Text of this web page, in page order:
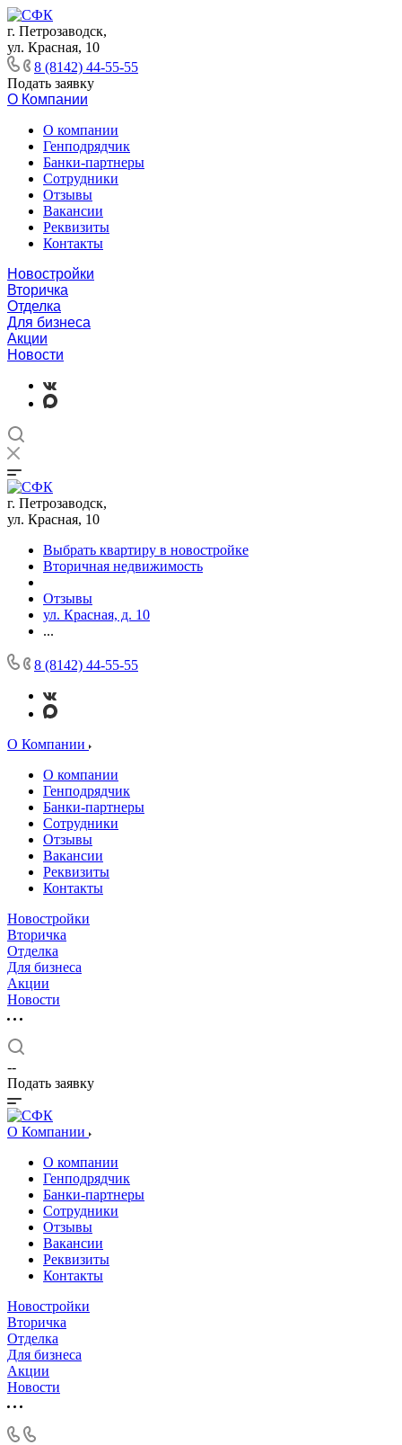
г. Петрозаводск,
ул. Красная, 10
8 (8142) 44-55-55
Подать заявку
О Компании
О компании
Генподрядчик
Банки-партнеры
Сотрудники
Отзывы
Вакансии
Реквизиты
Контакты
Новостройки
Вторичка
Отделка
Для бизнеса
Акции
Новости
г. Петрозаводск,
ул. Красная, 10
Выбрать квартиру в новостройке
Вторичная недвижимость
Отзывы
ул. Красная, д. 10
...
8 (8142) 44-55-55
О Компании
О компании
Генподрядчик
Банки-партнеры
Сотрудники
Отзывы
Вакансии
Реквизиты
Контакты
Новостройки
Вторичка
Отделка
Для бизнеса
Акции
Новости
--
Подать заявку
О Компании
О компании
Генподрядчик
Банки-партнеры
Сотрудники
Отзывы
Вакансии
Реквизиты
Контакты
Новостройки
Вторичка
Отделка
Для бизнеса
Акции
Новости